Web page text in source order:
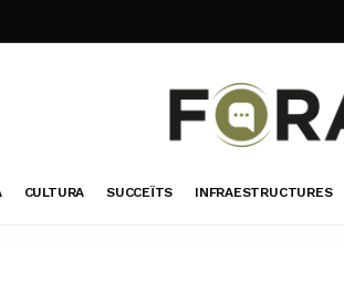
CULTURA SUCCEÏTS INFRAESTRUCTURES